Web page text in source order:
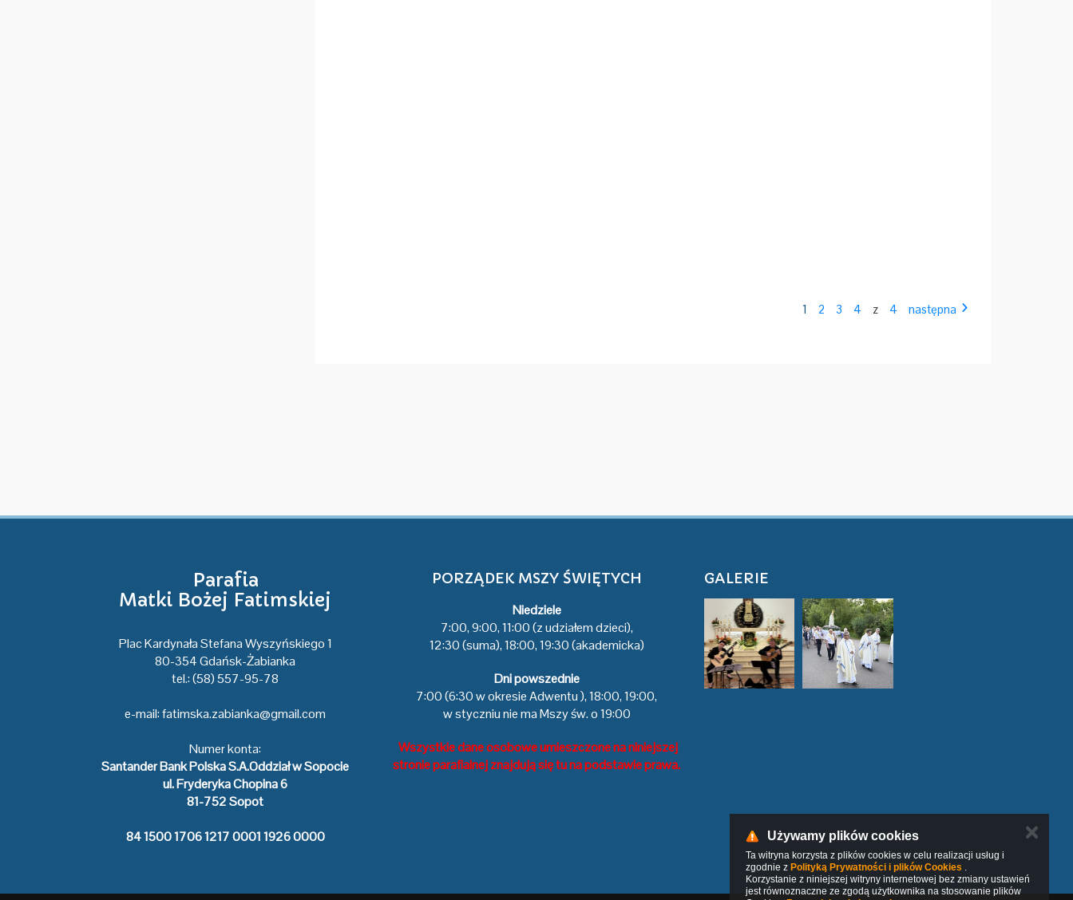
1 2 3 4 z 4 następna
Parafia
Matki Bożej Fatimskiej
Plac Kardynała Stefana Wyszyńskiego 1
80-354 Gdańsk-Żabianka
tel.: (58) 557-95-78
e-mail:fatimska.zabianka@gmail.com
Numer konta:
Santander Bank Polska S.A.Oddział w Sopocie
ul. Fryderyka Chopina 6
81-752 Sopot
84 1500 1706 1217 0001 1926 0000
PORZĄDEK MSZY ŚWIĘTYCH
Niedziele
7:00, 9:00, 11:00 (z udziałem dzieci),
12:30 (suma), 18:00, 19:30 (akademicka)
Dni powszednie
7:00 (6:30 w okresie Adwentu ), 18:00, 19:00,
w styczniu nie ma Mszy św. o 19:00
Wszystkie dane osobowe umieszczone na niniejszej
stronie parafialnej znajdują się tu na podstawie prawa.
GALERIE
Używamy plików cookies
Ta witryna korzysta z plików cookies w celu realizacji usług i
zgodnie z Polityką Prywatności i plików Cookies .
Korzystanie z niniejszej witryny internetowej bez zmiany ustawień
jest równoznaczne ze zgodą użytkownika na stosowanie plików
✕